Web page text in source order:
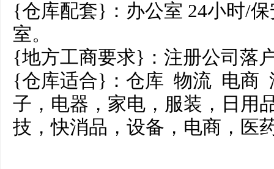
{仓库配套}：办公室 24小时/
室。
{地方工商要求}：注册公司落
{仓库适合}：仓库 物流 电商
子，电器，家电，服装，日用
技，快消品，设备，电商，医